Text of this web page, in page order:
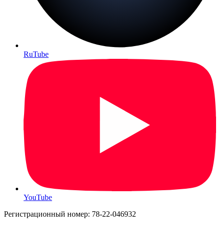
RuTube
YouTube
Регистрационный номер: 78-22-046932